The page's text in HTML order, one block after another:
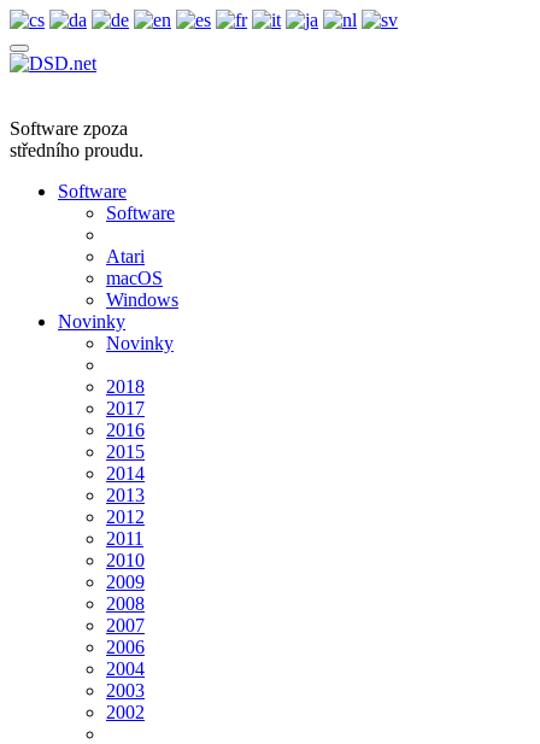
Software zpoza
středního proudu.
Software
Software
Atari
macOS
Windows
Novinky
Novinky
2018
2017
2016
2015
2014
2013
2012
2011
2010
2009
2008
2007
2006
2004
2003
2002